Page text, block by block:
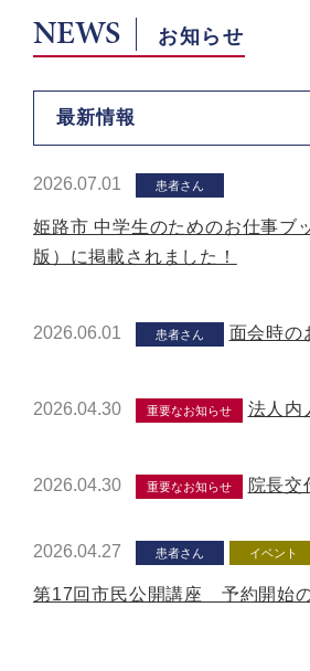
NEWS お知らせ
最新情報
2026.07.01 患者さん
姫路市 中学生のためのお仕事ブ
版）に掲載されました！
2026.06.01 患者さん 面会時の
2026.04.30 重要なお知らせ 法人内
2026.04.30 重要なお知らせ 院長交
2026.04.27 患者さん イベント
第17回市民公開講座 予約開始